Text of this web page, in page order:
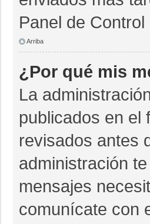
Panel de
Arriba
¿Por qué mis
La
publicados en el
revisados antes
administración
mensajes
comunícate con